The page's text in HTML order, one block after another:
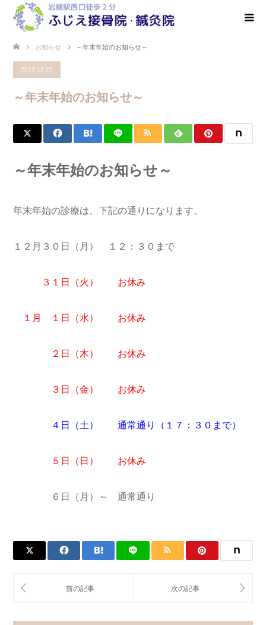
お知らせ ～年末年始のお知らせ～
2019.12.27
～年末年始のお知らせ～
～年末年始のお知らせ～
年末年始の診療は、下記の通りになります。
１２月３０日（月） １２：３０まで
３１日（火） お休み
１月 １日（水） お休み
２日（木） お休み
３日（金） お休み
４日（土） 通常通り（１７：３０まで）
５日（日） お休み
６日（月）～ 通常通り